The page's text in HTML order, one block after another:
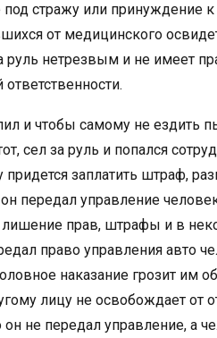
стражу или принуждение
от медицинского
руль нетрезвым и не имеет
ответственности.
и чтобы самому не ездить
сел за руль и попался
заплатить штраф,
передал управление
прав, штрафы и в
право управления авто
наказание грозит им
лицу не освобождает от
он не передал управление, а